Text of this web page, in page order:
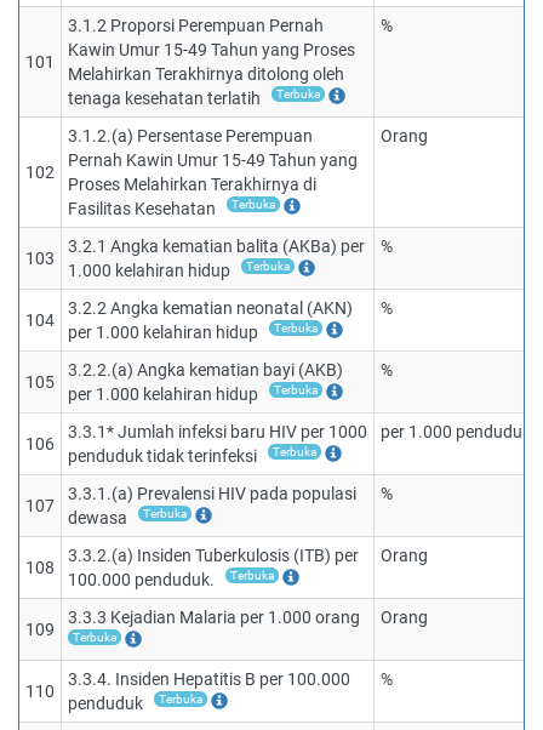
101
3.1.2 Proporsi Perempuan Pernah
Kawin Umur 15-49 Tahun yang Proses
Melahirkan Terakhirnya ditolong oleh
tenaga kesehatan terlatih
Terbuka
%
102
3.1.2.(a) Persentase Perempuan
Pernah Kawin Umur 15-49 Tahun yang
Proses Melahirkan Terakhirnya di
Fasilitas Kesehatan
Terbuka
Orang
103
3.2.1 Angka kematian balita (AKBa) per
1.000 kelahiran hidup
Terbuka
%
104
3.2.2 Angka kematian neonatal (AKN)
per 1.000 kelahiran hidup
Terbuka
%
105
3.2.2.(a) Angka kematian bayi (AKB)
per 1.000 kelahiran hidup
Terbuka
%
106
3.3.1* Jumlah infeksi baru HIV per 1000
penduduk tidak terinfeksi
Terbuka
per 1.000 penduduk
107
3.3.1.(a) Prevalensi HIV pada populasi
dewasa
Terbuka
%
108
3.3.2.(a) Insiden Tuberkulosis (ITB) per
100.000 penduduk.
Terbuka
Orang
109
3.3.3 Kejadian Malaria per 1.000 orang
Terbuka
Orang
110
3.3.4. Insiden Hepatitis B per 100.000
penduduk
Terbuka
%